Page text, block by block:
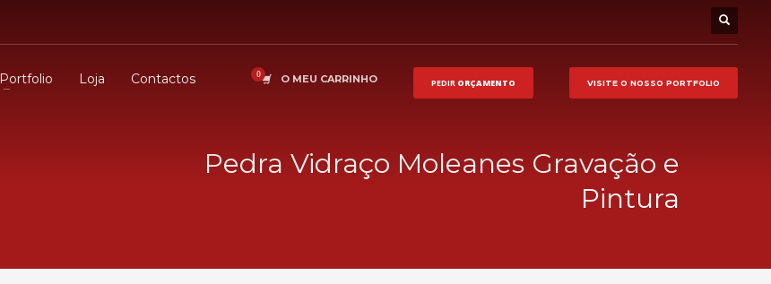
Portfolio Loja Contactos O MEU CARRINHO PEDIR ORÇAMENTO VISITE O NOSSO PORTFOLIO
Pedra Vidraço Moleanes Gravação e
Pintura